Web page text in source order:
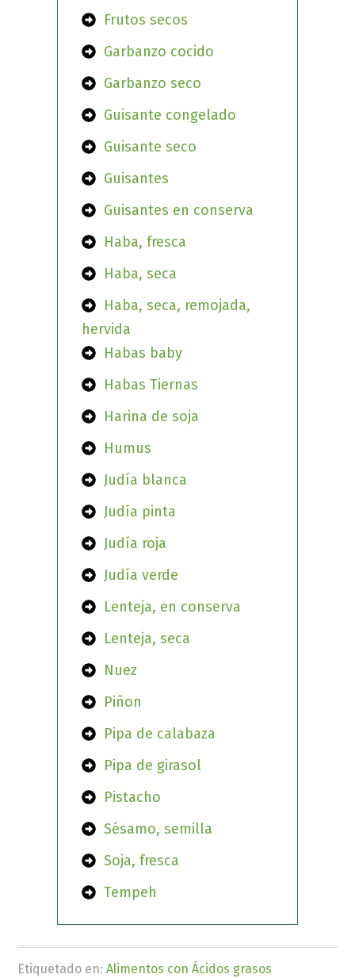
Frutos secos
Garbanzo cocido
Garbanzo seco
Guisante congelado
Guisante seco
Guisantes
Guisantes en conserva
Haba, fresca
Haba, seca
Haba, seca, remojada,
hervida
Habas baby
Habas Tiernas
Harina de soja
Humus
Judía blanca
Judía pinta
Judía roja
Judía verde
Lenteja, en conserva
Lenteja, seca
Nuez
Piñon
Pipa de calabaza
Pipa de girasol
Pistacho
Sésamo, semilla
Soja, fresca
Tempeh
Etiquetado en:Alimentos con Ácidos grasos